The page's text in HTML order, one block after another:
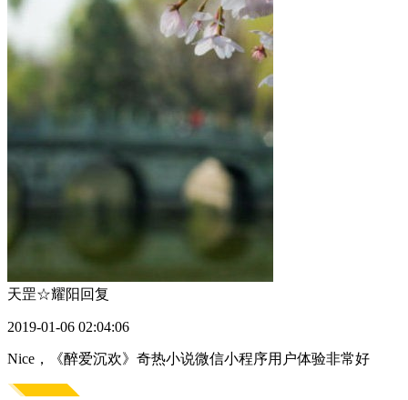
天罡☆耀阳 回复
2019-01-06 02:04:06
Nice，《醉爱沉欢》奇热小说微信小程序用户体验非常好